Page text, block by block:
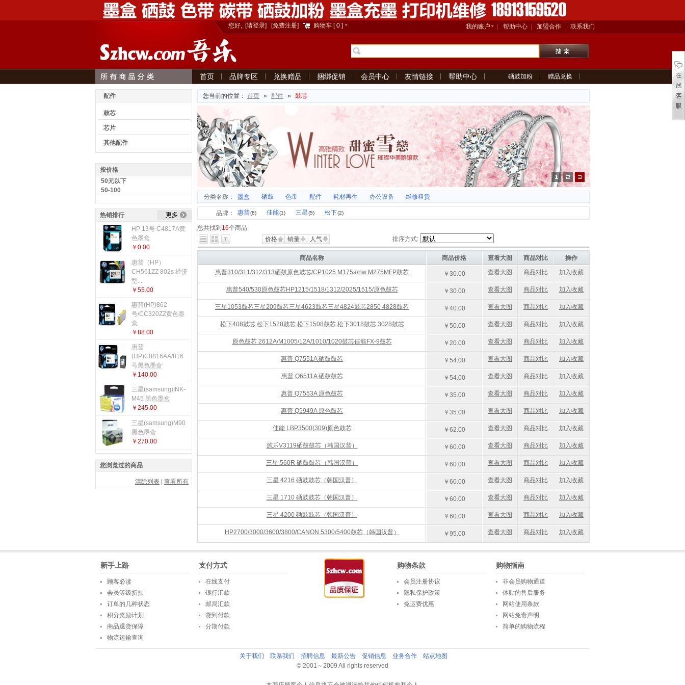
您好, [请登录] [免费注册] 购物车 [ 0 ] 帮助中心 加盟合作 联系我们
我的账户
首页 品牌专区 兑换赠品 捆绑促销 会员中心 友情链接
帮助中心
意见建议
硒鼓加粉 赠品兑换
您当前的位置： 首页 » 配件 » 鼓芯
分类名称： 墨盒 硒鼓 色带 配件 耗材再生 办公设备 维修租赁
品牌： 惠普(8) 佳能(1) 三星(5) 松下(2)
总共找到 16个商品
价格
销量 人气 排序方式:
商品名称 商品价格 查看大图 商品对比
操作
惠普310/311/312/313硒鼓原色鼓芯/CP1025 M175a/nw M275MFP鼓芯
￥30.00 查看大图 商品对比 加入收藏
惠普540/530原色鼓芯HP1215/1518/1312/2025/1515/原色鼓芯 ￥30.00 查看大图 商品对比 加入收藏
三星1053鼓芯三星209鼓芯三星4623鼓芯三星4824鼓芯2850 4828鼓芯 ￥40.00 查看大图 商品对比 加入收藏
松下408鼓芯 松下1528鼓芯 松下1508鼓芯 松下3018鼓芯 3028鼓芯 ￥50.00 查看大图 商品对比 加入收藏
原色鼓芯 2612A/M1005/12A/1010/1020鼓芯佳能FX-9鼓芯 ￥20.00 查看大图 商品对比 加入收藏
惠普 Q7551A 硒鼓鼓芯 ￥54.00 查看大图 商品对比 加入收藏
惠普 Q6511A 硒鼓鼓芯 ￥54.00 查看大图 商品对比 加入收藏
惠普 Q7553A 原色鼓芯 ￥35.00 查看大图 商品对比 加入收藏
惠普 Q5949A 原色鼓芯 ￥35.00 查看大图 商品对比 加入收藏
佳能 LBP3500(309)原色鼓芯 ￥62.00 查看大图 商品对比 加入收藏
施乐V3119硒鼓鼓芯（韩国汉普） ￥60.00 查看大图 商品对比 加入收藏
三星 560R 硒鼓鼓芯（韩国汉普） ￥60.00 查看大图 商品对比 加入收藏
三星 4216 硒鼓鼓芯（韩国汉普） ￥60.00 查看大图 商品对比 加入收藏
三星 1710 硒鼓鼓芯（韩国汉普） ￥60.00 查看大图 商品对比 加入收藏
三星 4200 硒鼓鼓芯（韩国汉普） ￥60.00 查看大图 商品对比 加入收藏
HP2700/3000/3600/3800/CANON 5300/5400鼓芯（韩国汉普） ￥95.00 查看大图 商品对比 加入收藏
配件
鼓芯
芯片
其他配件
按价格
50元以下
50-100
热销排行
HP 13号 C4817A黄
色墨盒
￥0.00
惠普（HP）
CH561ZZ 802s 经济
型...
￥55.00
惠普(HP)862
号/CC320ZZ黄色墨
盒
￥88.00
惠普
(HP)C8816AA/816
号黑色墨盒
￥140.00
三星(samsung)INK-
M45 黑色墨盒
￥245.00
三星(samsung)M90
黑色墨盒
￥270.00
更多...
您浏览过的商品
清除列表 查看所有
新手上路
顾客必读
会员等级折扣
订单的几种状态
积分奖励计划
商品退货保障
物流运输查询
支付方式
在线支付
银行汇款
邮局汇款
货到付款
分期付款
购物条款
会员注册协议
隐私保护政策
免运费优惠
购物指南
非会员购物通道
体贴的售后服务
网站使用条款
网站免责声明
简单的购物流程
关于我们 联系我们 招聘信息 最新公告 促销信息 业务合作
站点地图
© 2001～2009 All rights reserved